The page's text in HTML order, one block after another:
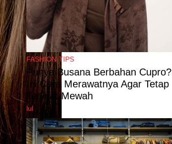
FASHION TIPS
Punya Busana Berbahan Cupro?
Ini Cara Merawatnya Agar Tetap
Terlihat Mewah
lul